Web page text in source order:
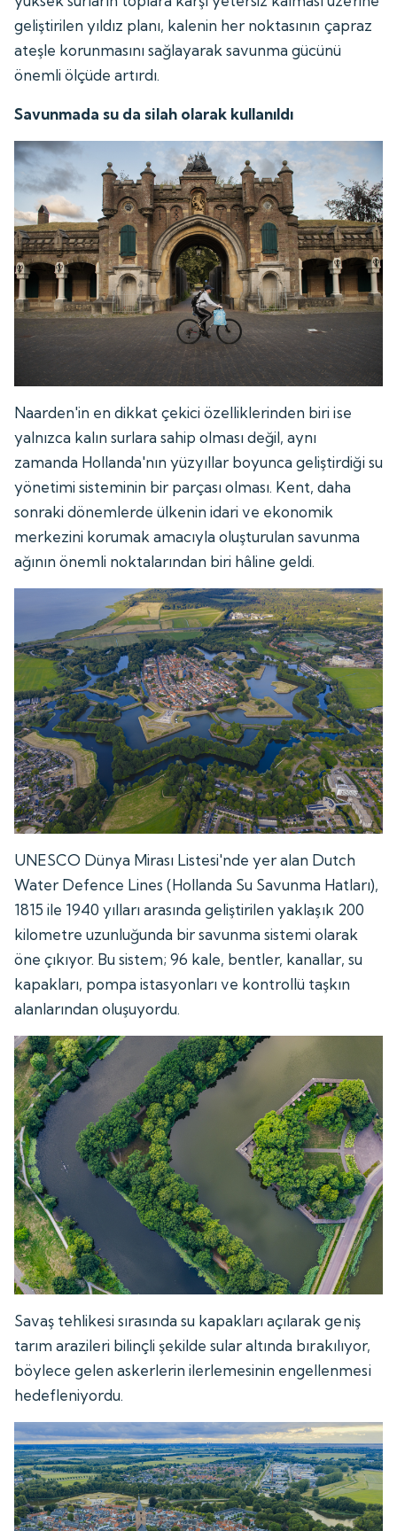
geliştirilen yıldız planı, kalenin her noktasının çapraz
ateşle korunmasını sağlayarak savunma gücünü
önemli ölçüde artırdı.
Savunmada su da silah olarak kullanıldı
Naarden'in en dikkat çekici özelliklerinden biri ise
yalnızca kalın surlara sahip olması değil, aynı
zamanda Hollanda'nın yüzyıllar boyunca geliştirdiği su
yönetimi sisteminin bir parçası olması. Kent, daha
sonraki dönemlerde ülkenin idari ve ekonomik
merkezini korumak amacıyla oluşturulan savunma
ağının önemli noktalarından biri hâline geldi.
UNESCO Dünya Mirası Listesi'nde yer alan Dutch
Water Defence Lines (Hollanda Su Savunma Hatları),
1815 ile 1940 yılları arasında geliştirilen yaklaşık 200
kilometre uzunluğunda bir savunma sistemi olarak
öne çıkıyor. Bu sistem; 96 kale, bentler, kanallar, su
kapakları, pompa istasyonları ve kontrollü taşkın
alanlarından oluşuyordu.
Savaş tehlikesi sırasında su kapakları açılarak geniş
tarım arazileri bilinçli şekilde sular altında bırakılıyor,
böylece gelen askerlerin ilerlemesinin engellenmesi
hedefleniyordu.